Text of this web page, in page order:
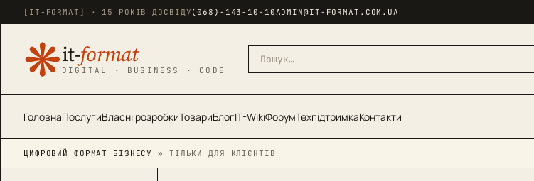
[IT-FORMAT] · 15 РОКІВ ДОСВІДУ (068)-143-10-10ADMIN@IT-FORMAT.COM.UA
❋it-format
DIGITAL · BUSINESS · CODE
ГоловнаПослугиВласні розробкиТовариБлогIT-WikiФорумТехпідтримкаКонтакти
ЦИФРОВИЙ ФОРМАТ БІЗНЕСУ » ТІЛЬКИ ДЛЯ КЛІЄНТІВ